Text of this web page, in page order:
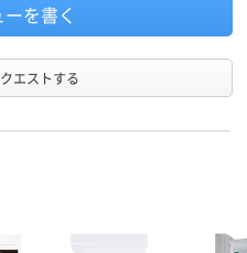
を書く
エストする